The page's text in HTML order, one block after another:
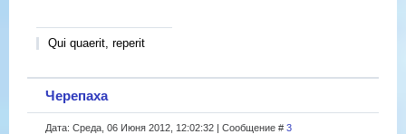
Qui quaerit, reperit
Черепаха
Дата: Среда, 06 Июня 2012, 12:02:32 | Сообщение # 3